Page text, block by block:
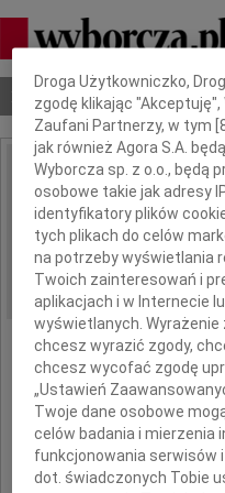
Nekrologi Odeszli
IMIĘ I NAZWISKO:
REGION: Szczecin
DATA EMISJI: 21.12.2017
Z
Dbamy o Twoją prywatność
Droga Użytkowniczko,
zgodę klikając
Zaufani Partnerzy, w tym [
jak również Agora S.A.
Wyborcza sp. z o.o., będą
osobowe takie jak adresy
identyfikatory plików
tych plikach do celów
na potrzeby wyświetlania
Twoich zainteresowań i
aplikacjach i w Internecie
wyświetlanych. Wyrażenie
chcesz wyrazić zgody,
chcesz wycofać zgodę
„Ustawień
Twoje dane osobowe
celów badania i
funkcjonowania serwisów
dot. świadczonych Tobie